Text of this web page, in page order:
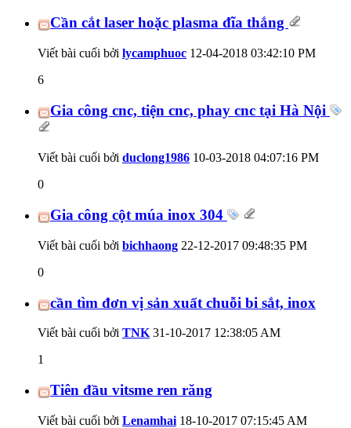
Cần cắt laser hoặc plasma đĩa thắng
Viết bài cuối bởi lycamphuoc 12-04-2018 03:42:10 PM
6
Gia công cnc, tiện cnc, phay cnc tại Hà Nội
Viết bài cuối bởi duclong1986 10-03-2018 04:07:16 PM
0
Gia công cột múa inox 304
Viết bài cuối bởi bichhaong 22-12-2017 09:48:35 PM
0
cần tìm đơn vị sản xuất chuỗi bi sắt, inox
Viết bài cuối bởi TNK 31-10-2017 12:38:05 AM
1
Tiên đầu vitsme ren răng
Viết bài cuối bởi Lenamhai 18-10-2017 07:15:45 AM